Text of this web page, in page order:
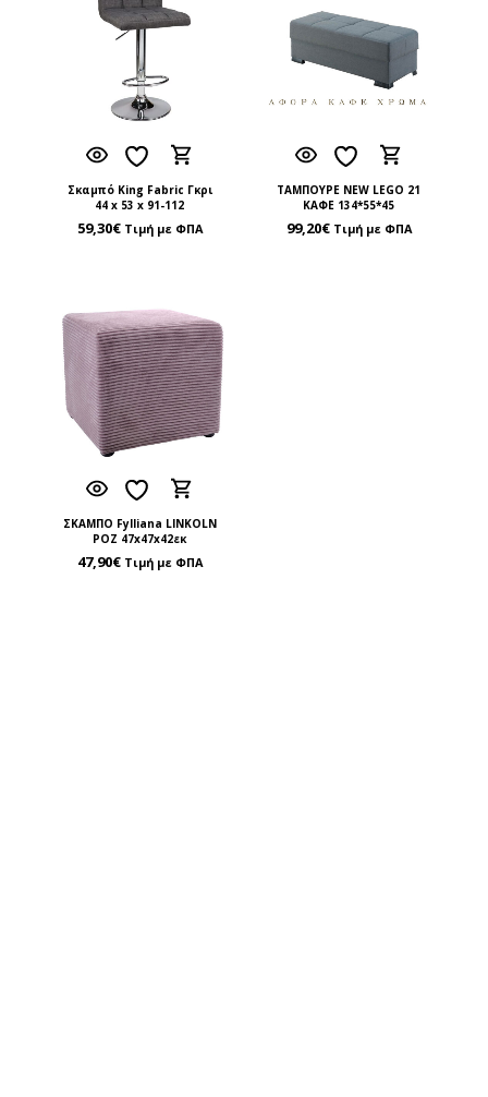
Σκαμπό King Fabric Γκρι
44 x 53 x 91-112
59,30€ Τιμή με ΦΠΑ
ΤΑΜΠΟΥΡΕ NEW LEGO 21
ΚΑΦΕ 134*55*45
99,20€ Τιμή με ΦΠΑ
ΣΚΑΜΠΟ Fylliana LINKOLN
ΡΟΖ 47x47x42εκ
47,90€ Τιμή με ΦΠΑ